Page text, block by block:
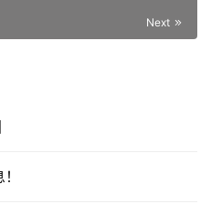
Next